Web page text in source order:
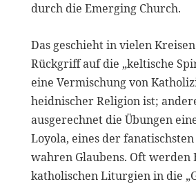
durch die Emerging Church.
Das geschieht in vielen
Rückgriff auf die „keltische
eine Vermischung von
heidnischer Religion ist;
ausgerechnet die Übungen
Loyola, eines der fanatischsten
wahren Glaubens. Oft werden
katholischen Liturgien in die